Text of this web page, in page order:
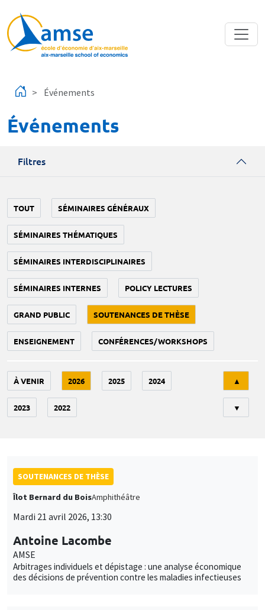
Événements
Événements
Filtres
TOUT SÉMINAIRES GÉNÉRAUX
SÉMINAIRES THÉMATIQUES
SÉMINAIRES INTERDISCIPLINAIRES
SÉMINAIRES INTERNES POLICY LECTURES
GRAND PUBLIC SOUTENANCES DE THÈSE
ENSEIGNEMENT CONFÉRENCES/WORKSHOPS
À VENIR 2026 2025 2024
2023 2022
▲
▼
SOUTENANCES DE THÈSE
Îlot Bernard du BoisAmphithéâtre
Mardi 21 avril 2026, 13:30
Antoine Lacombe
AMSE
Arbitrages individuels et dépistage : une analyse économique
des décisions de prévention contre les maladies infectieuses